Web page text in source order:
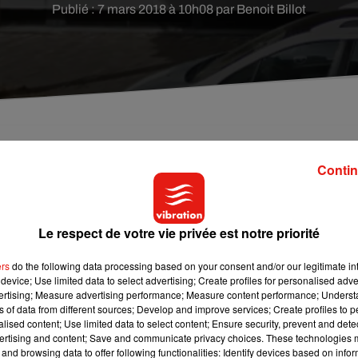
Publié : 7 mars 2018 à 10h08 par Benoit Billot
dans la nuit de lundi à mardi dans
droite, qui a pris ses quartiers dans un appartement de
La devanture (le balcon et les volets) a été recouverte
mardi et une enquête a été ouverte.
à Angers. Le 24 février dernier, 500 personnes étaient
ce local qui a ouvert ses portes en janvier dernier. Une réunion
sur l’Alvarium sera traité.
Le respect de votre vie privée est notre priorité
do the following data processing based on your consent and/or our legitimate
Use limited data to select advertising; Create profiles for personalised
Measure advertising performance; Measure content performance;
of data from different sources; Develop and improve services; Create profiles to
content; Use limited data to select content; Ensure security, prevent and
and content; Save and communicate privacy choices. These technologies
browsing data to offer following functionalities: Identify devices based on